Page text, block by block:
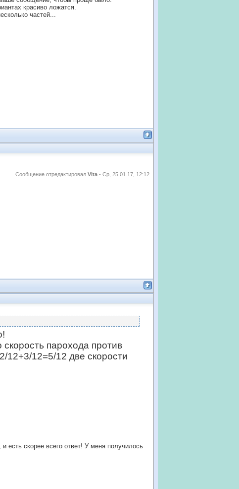
красиво ложатся.
частей...
Сообщение отредактировал Vita - Ср, 25.01.17, 12:12
парохода против
12+3/12=5/12 две скорости
есть скорее всего ответ! У меня получилось